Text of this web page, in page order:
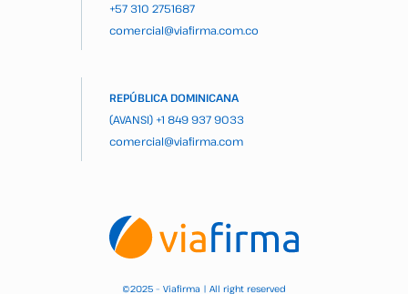
+57 310 2751687
comercial@viafirma.com.co
REPÚBLICA DOMINICANA
(AVANSI) +1 849 937 9033
comercial@viafirma.com
©2025 – Viafirma | All right reserved